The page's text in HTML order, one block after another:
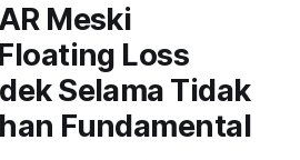
Meski
Loss
Selama Tidak
Fundamental